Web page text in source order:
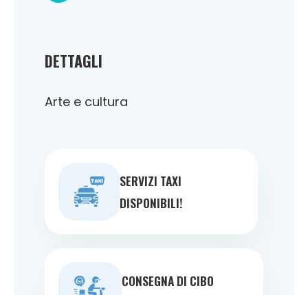
DETTAGLI
Arte e cultura
SERVIZI TAXI
DISPONIBILI!
CONSEGNA DI CIBO